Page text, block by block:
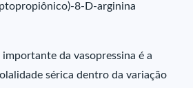
8-D-arginina
da vasopressina é a
sérica dentro da variação